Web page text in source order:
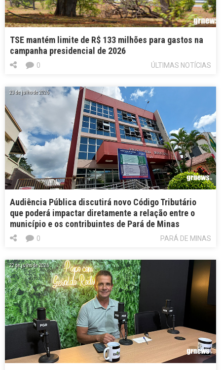
TSE mantém limite de R$ 133 milhões para gastos na
campanha presidencial de 2026
ÚLTIMAS NOTÍCIAS
0
23 de julho de 2026
Audiência Pública discutirá novo Código Tributário
que poderá impactar diretamente a relação entre o
município e os contribuintes de Pará de Minas
PARÁ DE MINAS
0
22 de julho de 2026